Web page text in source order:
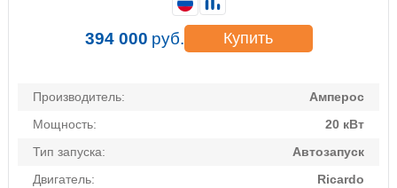
Производитель:
Амперос
Мощность:
20 кВт
Тип запуска:
Автозапуск
Двигатель:
Ricardo
394 000 руб. Купить